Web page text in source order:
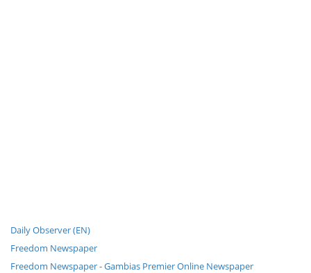
Daily Observer (EN)
Freedom Newspaper
Freedom Newspaper - Gambias Premier Online Newspaper